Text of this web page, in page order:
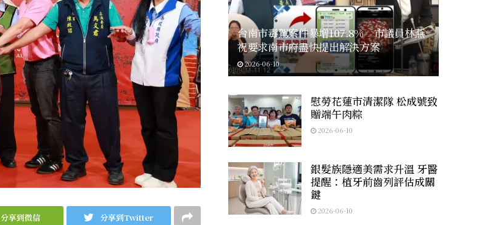
分享到微信 分享到Twitter
台南市毒駕案件暴增107.8% 市議員林燕
祝要求南市府盡快提出解決方案
2026-06-10
慰勞花蓮市清潔隊 松成號致
贈端午肉粽
2026-06-10
銀髮族隱適美需求升溫 牙醫
提醒：植牙前齒列評估成關
鍵
2026-06-10